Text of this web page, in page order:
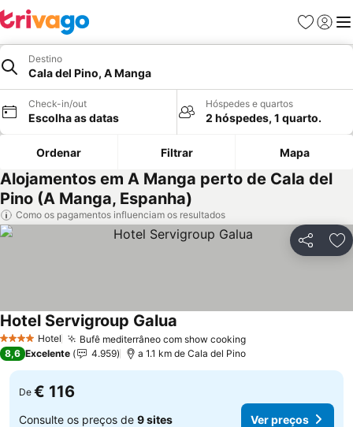
Favoritos
Iniciar
Destino
Cala del Pino, A Manga
Check-in/out
Escolha as datas
Hóspedes e quartos
2 hóspedes, 1 quarto.
Ordenar Filtrar Mapa
Alojamentos em A Manga perto de Cala del
Pino (A Manga, Espanha)
Como os pagamentos influenciam os resultados
Partilhar
4 EstrelasHotel Bufê mediterrâneo com show cookingVer preços
Hotel Servigroup Galua
8,6 Excelente 4.959 a 1.1 km de Cala del Pino
De € 116
Consulte os preços de 9 sites Ver preços